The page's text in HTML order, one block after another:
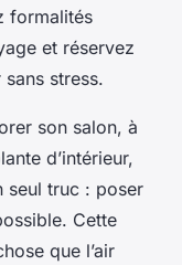
formalités
et réservez
stress.
son salon, à
d’intérieur,
seul truc : poser
Cette
que l’air